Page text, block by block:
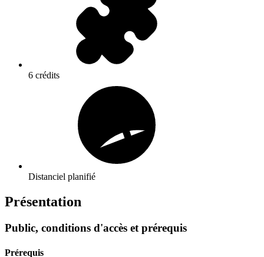
6 crédits
Distanciel planifié
Présentation
Public, conditions d'accès et prérequis
Prérequis